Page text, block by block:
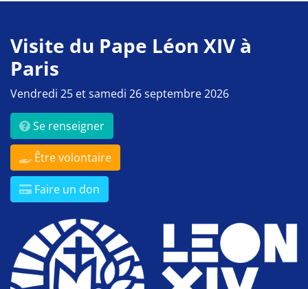
Visite du Pape Léon XIV à
Paris
Vendredi 25 et samedi 26 septembre 2026
Se renseigner
Être volontaire
Faire un don